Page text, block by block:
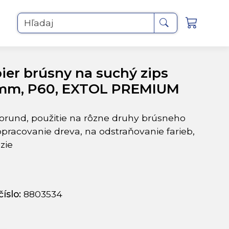
Hľadaj
brúsny na suchý zips
P60, EXTOL PREMIUM
použitie na rôzne druhy brúsneho
dreva, na odstraňovanie farieb,
8803534